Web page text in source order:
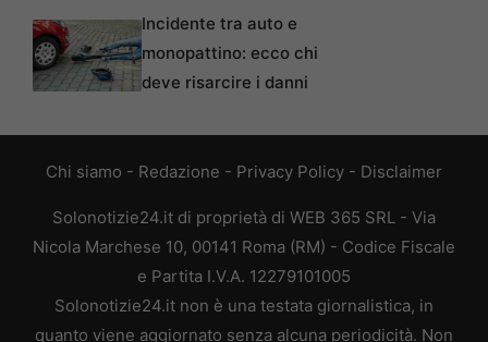
Incidente tra auto e
monopattino: ecco chi
deve risarcire i danni
Chi siamo - Redazione - Privacy Policy - Disclaimer
Solonotizie24.it di proprietà di WEB 365 SRL - Via
Nicola Marchese 10, 00141 Roma (RM) - Codice Fiscale
e Partita I.V.A. 12279101005
Solonotizie24.it non è una testata giornalistica, in
quanto viene aggiornato senza alcuna periodicità. Non